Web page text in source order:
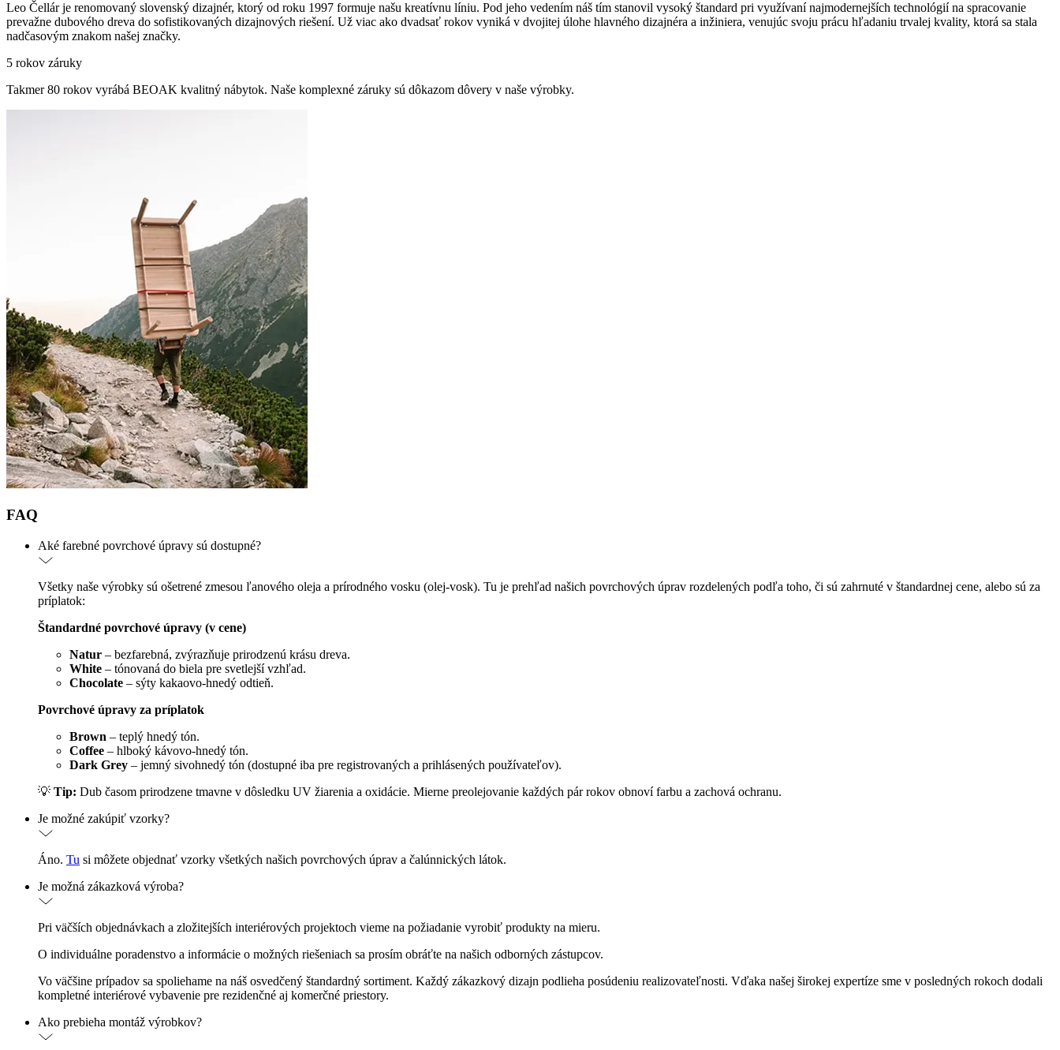
Leo Čellár je renomovaný slovenský dizajnér, ktorý od roku 1997 formuje našu kreatívnu líniu. Pod jeho vedením náš tím stanovil vysoký štandard pri využívaní najmodernejších technológií na spracovanie
prevažne dubového dreva do sofistikovaných dizajnových riešení. Už viac ako dvadsať rokov vyniká v dvojitej úlohe hlavného dizajnéra a inžiniera, venujúc svoju prácu hľadaniu trvalej kvality, ktorá sa stala
nadčasovým znakom našej značky.
5 rokov záruky
Takmer 80 rokov vyrábá BEOAK kvalitný nábytok. Naše komplexné záruky sú dôkazom dôvery v naše výrobky.
FAQ
Aké farebné povrchové úpravy sú dostupné?
Všetky naše výrobky sú ošetrené zmesou ľanového oleja a prírodného vosku (olej-vosk). Tu je prehľad našich povrchových úprav rozdelených podľa toho, či sú zahrnuté v štandardnej cene, alebo sú za
príplatok:
Štandardné povrchové úpravy (v cene)
Natur – bezfarebná, zvýrazňuje prirodzenú krásu dreva.
White – tónovaná do biela pre svetlejší vzhľad.
Chocolate – sýty kakaovo-hnedý odtieň.
Povrchové úpravy za príplatok
Brown – teplý hnedý tón.
Coffee – hlboký kávovo-hnedý tón.
Dark Grey – jemný sivohnedý tón (dostupné iba pre registrovaných a prihlásených používateľov).
💡 Tip: Dub časom prirodzene tmavne v dôsledku UV žiarenia a oxidácie. Mierne preolejovanie každých pár rokov obnoví farbu a zachová ochranu.
Je možné zakúpiť vzorky?
Áno. Tu si môžete objednať vzorky všetkých našich povrchových úprav a čalúnnických látok.
Je možná zákazková výroba?
Pri väčších objednávkach a zložitejších interiérových projektoch vieme na požiadanie vyrobiť produkty na mieru.
O individuálne poradenstvo a informácie o možných riešeniach sa prosím obráťte na našich odborných zástupcov.
Vo väčšine prípadov sa spoliehame na náš osvedčený štandardný sortiment. Každý zákazkový dizajn podlieha posúdeniu realizovateľnosti. Vďaka našej širokej expertíze sme v posledných rokoch dodali
kompletné interiérové vybavenie pre rezidenčné aj komerčné priestory.
Ako prebieha montáž výrobkov?